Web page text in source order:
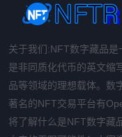
关于我们:NFT数字藏品
是非同质化代币的英文缩
品等领域的理想载体。数
著名的NFT交易平台有
将了解什么是NFT数字藏